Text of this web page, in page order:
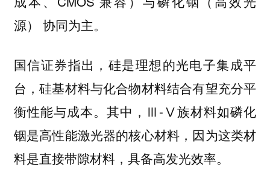
源） 协同为主。
国信证券指出，硅是理想的光电子集成平
台，硅基材料与化合物材料结合有望充分平
衡性能与成本。其中，Ⅲ-Ⅴ族材料如磷化
铟是高性能激光器的核心材料，因为这类材
料是直接带隙材料，具备高发光效率。